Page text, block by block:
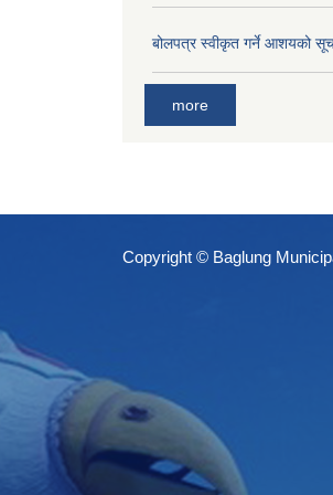
बोलपत्र स्वीकृत गर्ने आशयको
more
Copyright © Baglung